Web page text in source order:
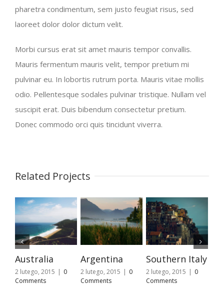
pharetra condimentum, sem justo feugiat risus, sed
laoreet dolor dolor dictum velit.
Morbi cursus erat sit amet mauris tempor convallis.
Mauris fermentum mauris velit, tempor pretium mi
pulvinar eu. In lobortis rutrum porta. Mauris vitae mollis
odio. Pellentesque sodales pulvinar tristique. Nullam vel
suscipit erat. Duis bibendum consectetur pretium.
Donec commodo orci quis tincidunt viverra.
Related Projects
Australia
2 lutego, 2015 | 0
Comments
Argentina
2 lutego, 2015 | 0
Comments
Southern Italy
2 lutego, 2015 | 0
Comments